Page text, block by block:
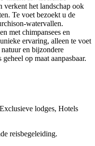
verkent het landschap ook
Te voet bezoekt u de
watervallen.
met chimpansees en
ervaring, alleen te voet
en bijzondere
op maat aanpasbaar.
lodges, Hotels
reisbegeleiding.